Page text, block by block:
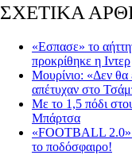
ΣΧΕΤΙΚΑ
«Εσπασε» το
προκρίθηκε η Ιντερ
Μουρίνιο: «Δεν θα
απέτυχαν στο
Με το 1,5 πόδι
Μπάρτσα
«FOOTBALL
το ποδόσφαιρο!